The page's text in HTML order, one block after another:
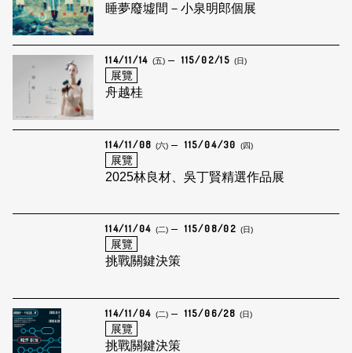
睡夢廢墟間－小泉明郎個展
114/11/14 (五) 115/02/15 (日)
展覽
舟越桂
114/11/08 (六) 115/04/30 (四)
展覽
2025林良材、吳丁賢精選作品展
114/11/04 (二) 115/08/02 (日)
展覽
挑戰關鍵決策
114/11/04 (二) 115/06/28 (日)
展覽
挑戰關鍵決策